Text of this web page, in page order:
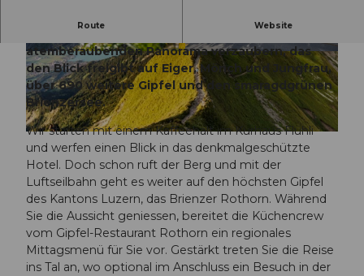
© UNESCO Biosphäre Entlebuch / Wanderblon
dies |CC-BY-NC-ND
© @marcorama - Marco de Groot |
CC-BY-NC-ND
Route Website
atemberaubenden Panorama verzaubern, das
den Blick freigibt auf Eiger, Mönch und Jungfrau,
über 690 weitere Gipfel und den smaragdgrünen
Brienzersee.
Wir starten mit einem Kaffeehalt im Kurhaus Flühli
und werfen einen Blick in das denkmalgeschützte
Hotel. Doch schon ruft der Berg und mit der
Luftseilbahn geht es weiter auf den höchsten Gipfel
des Kantons Luzern, das Brienzer Rothorn. Während
Sie die Aussicht geniessen, bereitet die Küchencrew
vom Gipfel-Restaurant Rothorn ein regionales
Mittagsmenü für Sie vor. Gestärkt treten Sie die Reise
ins Tal an, wo optional im Anschluss ein Besuch in der